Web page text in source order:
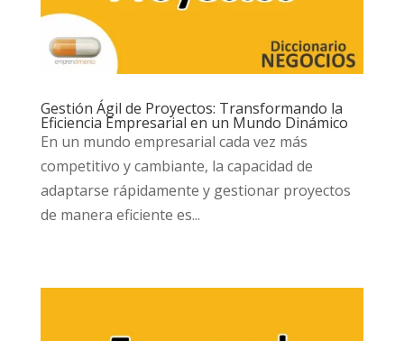
Gestión Ágil de Proyectos: Transformando la
Eficiencia Empresarial en un Mundo Dinámico
En un mundo empresarial cada vez más
competitivo y cambiante, la capacidad de
adaptarse rápidamente y gestionar proyectos
de manera eficiente es...